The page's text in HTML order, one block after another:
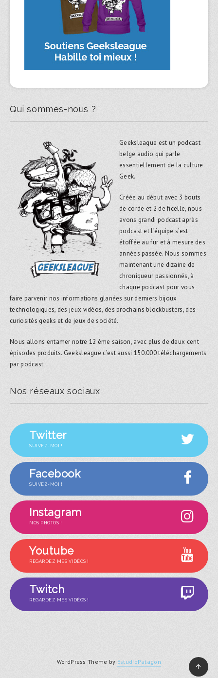
Qui sommes-nous ?
Geeksleague est un podcast
belge audio qui parle
essentiellement de la culture
Geek.
Créée au début avec 3 bouts
de corde et 2 de ficelle, nous
avons grandi podcast après
podcast et l’équipe s’est
étoffée au fur et à mesure des
années passée. Nous sommes
maintenant une dizaine de
chroniqueur passionnés, à
chaque podcast pour vous
faire parvenir nos informations glanées sur derniers bijoux
technologiques, des jeux vidéos, des prochains blockbusters, des
curiosités geeks et de jeux de société.
Nous allons entamer notre 12 ème saison, avec plus de deux cent
épisodes produits. Geeksleague c’est aussi 150.000 téléchargements
par podcast.
Nos réseaux sociaux
Twitter
SUIVEZ-MOI !
Facebook
SUIVEZ-MOI !
Instagram
NOS PHOTOS !
Youtube
REGARDEZ MES VIDÉOS !
Twitch
REGARDEZ MES VIDÉOS !
WordPress Theme by EstudioPatagon